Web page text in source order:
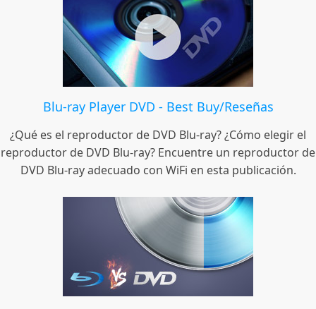
Blu-ray Player DVD - Best Buy/Reseñas
¿Qué es el reproductor de DVD Blu-ray? ¿Cómo elegir el
reproductor de DVD Blu-ray? Encuentre un reproductor de
DVD Blu-ray adecuado con WiFi en esta publicación.